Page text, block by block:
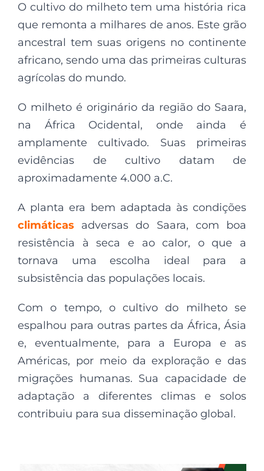
O cultivo do milheto tem uma história rica
que remonta a milhares de anos. Este grão
ancestral tem suas origens no continente
africano, sendo uma das primeiras culturas
agrícolas do mundo.
O milheto é originário da região do Saara,
na África Ocidental, onde ainda é
amplamente cultivado. Suas primeiras
evidências de cultivo datam de
aproximadamente 4.000 a.C.
A planta era bem adaptada às condições
climáticas
adversas do Saara, com boa
resistência à seca e ao calor, o que a
tornava uma escolha ideal para a
subsistência das populações locais.
Com o tempo, o cultivo do milheto se
espalhou para outras partes da África, Ásia
e, eventualmente, para a Europa e as
Américas, por meio da exploração e das
migrações humanas. Sua capacidade de
adaptação a diferentes climas e solos
contribuiu para sua disseminação global.